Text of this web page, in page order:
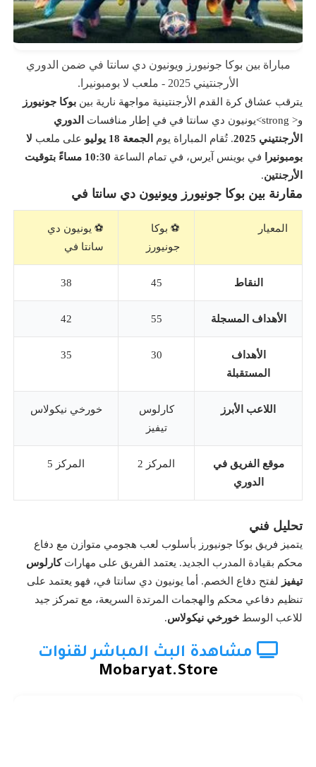
مباراة بين بوكا جونيورز ويونيون دي سانتا في ضمن الدوري
الأرجنتيني 2025 - ملعب لا بومبونيرا.
يترقب عشاق كرة القدم الأرجنتينية مواجهة نارية بين بوكا جونيورز
و< strong>يونيون دي سانتا في في إطار منافسات
الدوري
الأرجنتيني 2025
. تُقام المباراة يوم الجمعة 18 يوليو على ملعب لا
بومبونيرا
في بوينس آيرس، في تمام الساعة
10:30 مساءً بتوقيت
الأرجنتين.
مقارنة بين بوكا جونيورز ويونيون دي سانتا في
المعيار
⚽️ بوكا
جونيورز
⚽️ يونيون دي
سانتا في
النقاط 45
38
الأهداف المسجلة 55
42
الأهداف
المستقبلة
30
35
اللاعب الأبرز
كارلوس
تيفيز
خورخي نيكولاس
موقع الفريق في
الدوري
المركز 2 المركز 5
تحليل فني
يتميز فريق بوكا جونيورز بأسلوب لعب هجومي متوازن مع دفاع
محكم بقيادة المدرب الجديد. يعتمد الفريق على مهاراتكارلوس
تيفيز لفتح دفاع الخصم. أما يونيون دي سانتا في، فهو يعتمد على
تنظيم دفاعي محكم والهجمات المرتدة السريعة، مع تمركز جيد
للاعب الوسط خورخي نيكولاس.
مشاهدة البث المباشر لقنوات
Mobaryat.Store